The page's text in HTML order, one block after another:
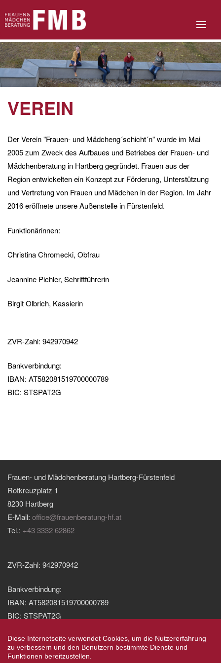
VEREIN
Der Verein "Frauen- und Mädcheng´schicht´n" wurde im Mai
2005 zum Zweck des Aufbaues und Betriebes der Frauen- und
Mädchenberatung in Hartberg gegründet. Frauen aus der
Region entwickelten ein Konzept zur Förderung, Unterstützung
und Vertretung von Frauen und Mädchen in der Region. Im Jahr
2016 eröffnete unsere Außenstelle in Fürstenfeld.
Funktionärinnen:
Christina Chromecki, Obfrau
Jeannine Pichler, Schriftführerin
Birgit Olbrich, Kassierin
ZVR-Zahl: 942970942
Bankverbindung:
IBAN: AT582081519700000789
BIC: STSPAT2G
Frauen- und Mädchenberatung Hartberg-Fürstenfeld
Rotkreuzplatz 1
8230 Hartberg
E-Mail: office@frauenberatung-hf.at
Tel.: +43 3332 62862
ZVR-Zahl: 942970942
Bankverbindung:
IBAN: AT582081519700000789
BIC: STSPAT2G
Datenschutz
Diese Internetseite verwendet Cookies, um die Nutzererfahrung
zu verbessern und den Benutzern bestimmte Dienste und
Funktionen bereitzustellen.